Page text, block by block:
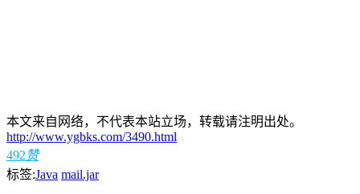
本文来自网络，不代表本站立场，转载请注明出处。
http://www.ygbks.com/3490.html
492赞
标签:Java mail.jar